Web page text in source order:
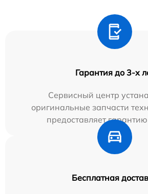
Гарантия до 3-х
Сервисный центр
оригинальные запчасти
предоставляет
Бесплатная